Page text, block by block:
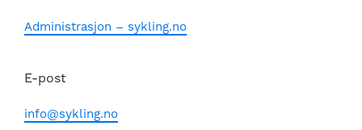
Administrasjon – sykling.no
E-post
info@sykling.no